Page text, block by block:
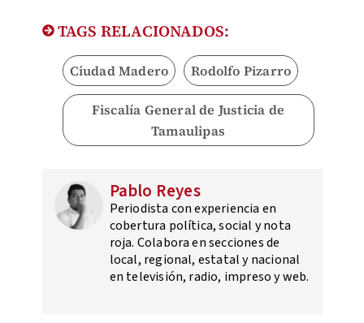
TAGS RELACIONADOS:
Ciudad Madero Rodolfo Pizarro
Fiscalía General de Justicia de
Tamaulipas
Pablo Reyes
Periodista con experiencia en
cobertura política, social y nota
roja. Colabora en secciones de
local, regional, estatal y nacional
en televisión, radio, impreso y web.